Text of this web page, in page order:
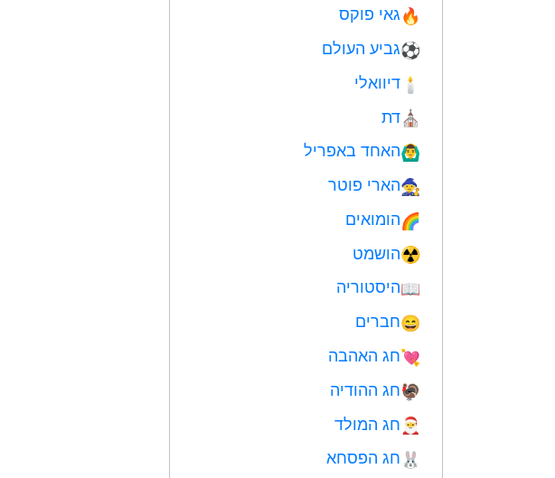
🔥גאי פוקס
⚽גביע העולם
🕯 דיוואלי
⛪️דת
🙆‍♂️האחד באפריל
🧙הארי פוטר
🌈הומואים
☢️הושמט
📖היסטוריה
😄חברים
💘חג האהבה
🦃חג ההודיה
🎅 חג המולד
🐰 חג הפסחא